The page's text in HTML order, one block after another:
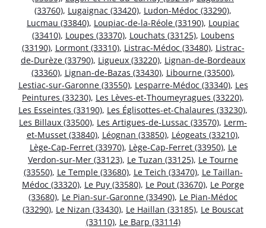
(33760), Lugaignac (33420), Ludon-Médoc (33290),
Lucmau (33840), Loupiac-de-la-Réole (33190), Loupiac
(33410), Loupes (33370), Louchats (33125), Loubens
(33190), Lormont (33310), Listrac-Médoc (33480), Listrac-
de-Durèze (33790), Ligueux (33220), Lignan-de-Bordeaux
(33360), Lignan-de-Bazas (33430), Libourne (33500),
Lestiac-sur-Garonne (33550), Lesparre-Médoc (33340), Les
Peintures (33230), Les Lèves-et-Thoumeyragues (33220),
Les Esseintes (33190), Les Églisottes-et-Chalaures (33230),
Les Billaux (33500), Les Artigues-de-Lussac (33570), Lerm-
et-Musset (33840), Léognan (33850), Léogeats (33210),
Lège-Cap-Ferret (33970), Lège-Cap-Ferret (33950), Le
Verdon-sur-Mer (33123), Le Tuzan (33125), Le Tourne
(33550), Le Temple (33680), Le Teich (33470), Le Taillan-
Médoc (33320), Le Puy (33580), Le Pout (33670), Le Porge
(33680), Le Pian-sur-Garonne (33490), Le Pian-Médoc
(33290), Le Nizan (33430), Le Haillan (33185), Le Bouscat
(33110), Le Barp (33114)